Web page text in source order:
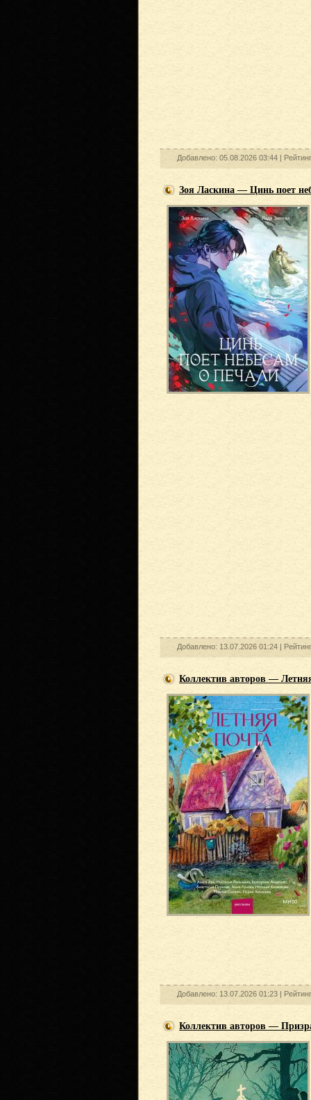
Добавлено: 05.08.2026 03:44 |
Зоя Ласкина — Цинь поет
Добавлено: 13.07.2026 01:24 |
Коллектив авторов —
Добавлено: 13.07.2026 01:23 |
Коллектив авторов —